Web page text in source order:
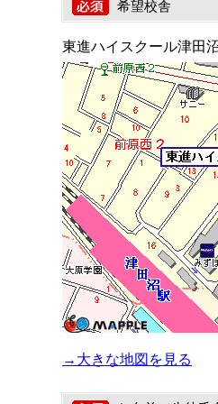
希望校舎
東進ハイスクール津田
→大きな地図を見る